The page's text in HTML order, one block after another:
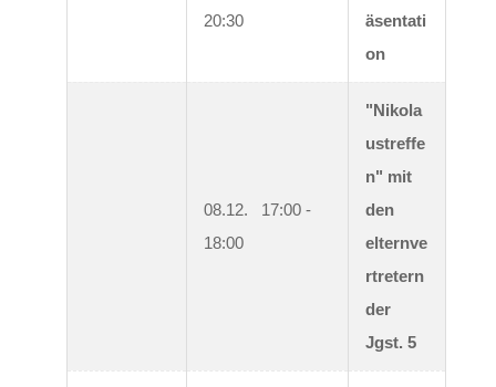
20:30
äsentati
on
08.12.   17:00 -
18:00
"Nikola
ustreffe
n" mit
den
elternve
rtretern
der
Jgst. 5